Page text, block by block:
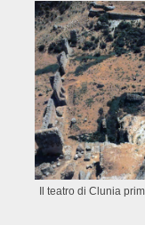
Il teatro di Clunia